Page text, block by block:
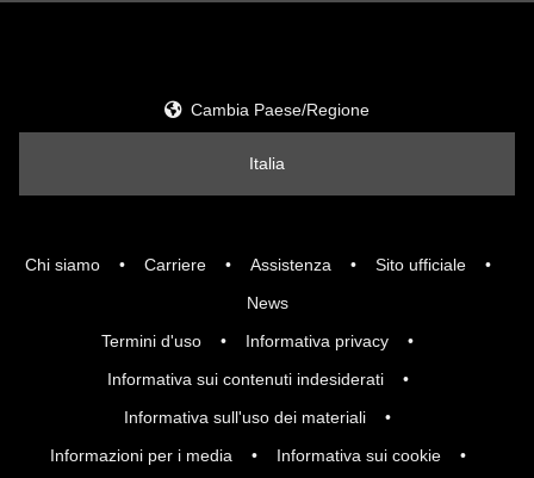
Chi siamo Carriere Assistenza
Sito ufficiale
News
Termini d'uso
Informativa privacy
Informativa sui contenuti indesiderati
Informativa sull'uso dei materiali
Informazioni per i media
Informativa sui cookie
Cambia Paese/Regione
Italia